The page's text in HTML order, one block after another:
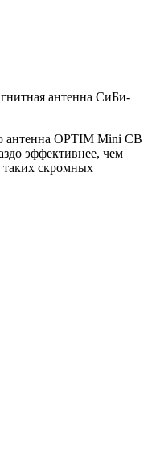
антенна СиБи-
антенна OPTIM Mini CB
эффективнее, чем
скромных